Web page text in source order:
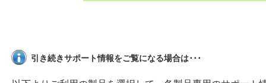
引き続きサポート情報をご覧になる場合は･･･